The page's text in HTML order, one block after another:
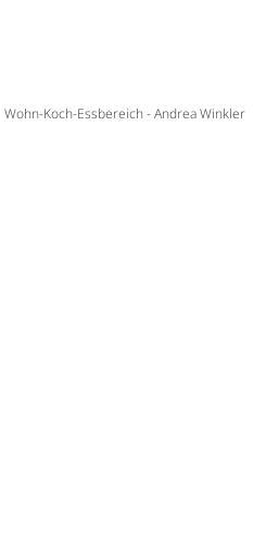
Wohn-Koch-Essbereich - Andrea Winkler